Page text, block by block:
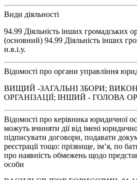
Види діяльності
94.99 Діяльність інших громадських
(основний) 94.99 Діяльність інших
н.в.і.у.
Відомості про органи управління
ВИЩИЙ -ЗАГАЛЬНІ ЗБОРИ;
ОРГАНІЗАЦІЇ; ІНШИЙ - ГОЛОВА
Відомості про керівника юридичної
можуть вчиняти дії від імені
підписувати договори, подавати
реєстрації тощо: прізвище, ім’я, по
про наявність обмежень щодо
особи